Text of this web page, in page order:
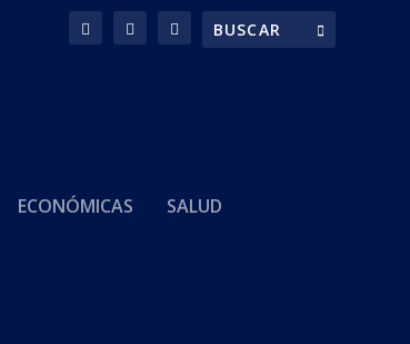
ECONÓMICAS SALUD